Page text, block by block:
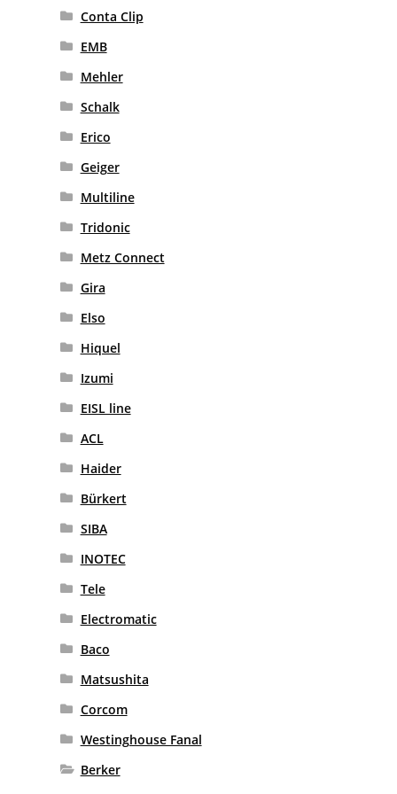
Conta Clip
EMB
Mehler
Schalk
Erico
Geiger
Multiline
Tridonic
Metz Connect
Gira
Elso
Hiquel
Izumi
EISL line
ACL
Haider
Bürkert
SIBA
INOTEC
Tele
Electromatic
Baco
Matsushita
Corcom
Westinghouse Fanal
Berker